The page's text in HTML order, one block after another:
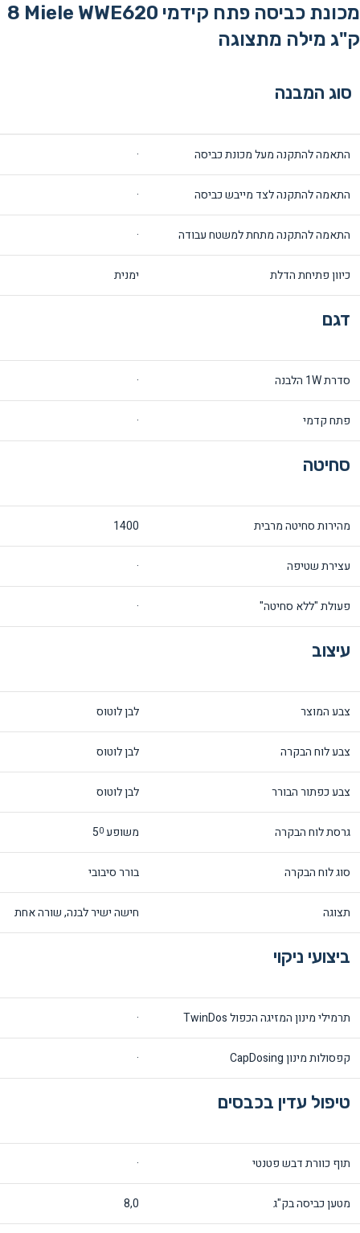
מכונת כביסה ‏פתח קידמי Miele WWE620 ‏8
‏ק"ג מילה מתצוגה
סוג המבנה
התאמה להתקנה מעל מכונת כביסה ·
התאמה להתקנה לצד מייבש כביסה ·
התאמה להתקנה מתחת למשטח עבודה ·
כיוון פתיחת הדלת ימנית
דגם
סדרת 1W הלבנה ·
פתח קדמי ·
סחיטה
מהירות סחיטה מרבית 1400
עצירת שטיפה ·
פעולת "ללא סחיטה" ·
עיצוב
צבע המוצר לבן לוטוס
צבע לוח הבקרה לבן לוטוס
צבע כפתור הבורר לבן לוטוס
גרסת לוח הבקרה משופע 5 0
סוג לוח הבקרה בורר סיבובי
תצוגה חישה ישיר לבנה, שורה אחת
ביצועי ניקוי
תרמילי מינון המזיגה הכפול TwinDos ·
קפסולות מינון CapDosing ·
טיפול עדין בכבסים
תוף כוורת דבש פטנטי ·
מטען כביסה בק"ג 8,0